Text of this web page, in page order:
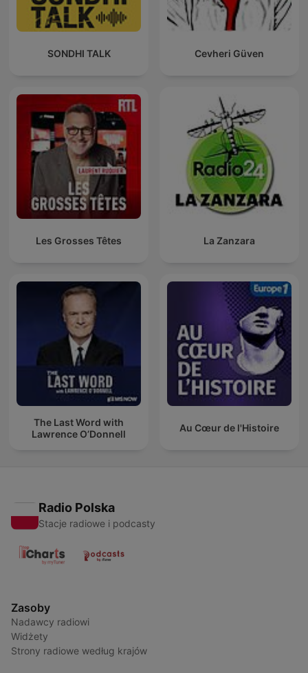
SONDHI TALK Cevheri Güven
Les Grosses Têtes La Zanzara
The Last Word with
Lawrence O’Donnell
Au Cœur de l'Histoire
Radio Polska
Stacje radiowe i podcasty
Zasoby
Nadawcy radiowi
Widżety
Strony radiowe według krajów